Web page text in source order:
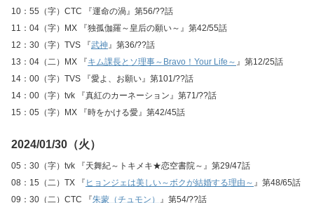
10：55（字）CTC 『運命の渦』第56/??話
11：04（字）MX 『独孤伽羅～皇后の願い～』第42/55話
12：30（字）TVS 『武神』第36/??話
13：04（二）MX 『キム課長とソ理事～Bravo！Your Life～ 』第12/25話
14：00（字）TVS 『愛よ、お願い』第101/??話
14：00（字）tvk 『真紅のカーネーション』第71/??話
15：05（字）MX 『時をかける愛』第42/45話
2024/01/30（火）
05：30（字）tvk 『天舞紀～トキメキ★恋空書院～』第29/47話
08：15（二）TX 『 ヒョンジェは美しい～ボクが結婚する理由～ 』第48/65話
09：30（二）CTC 『朱蒙（チュモン） 』第54/??話